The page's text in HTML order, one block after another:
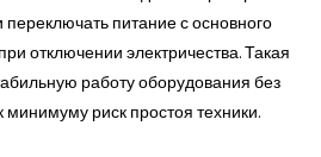
переключать питание с основного
отключении электричества. Такая
работу оборудования без
минимуму риск простоя техники.